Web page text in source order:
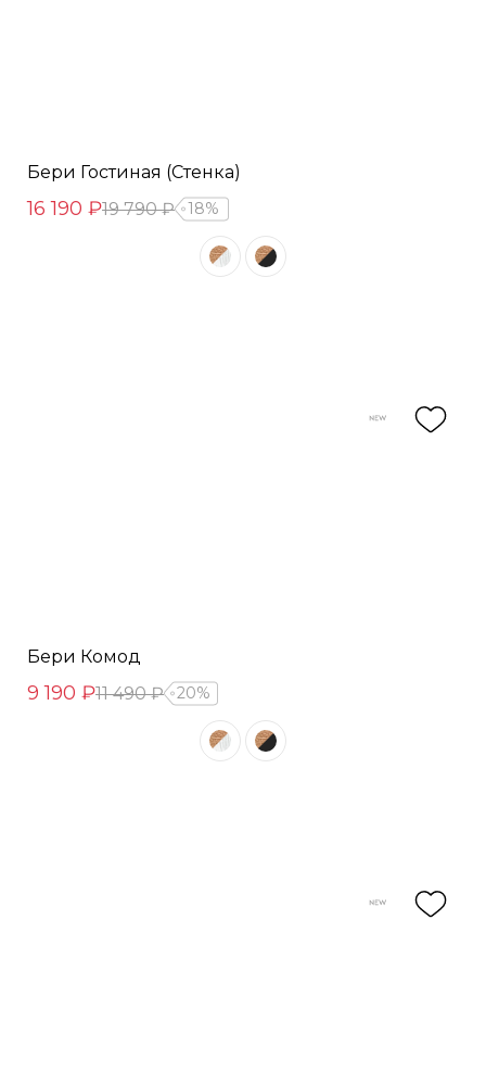
Бери Гостиная (Стенка)
16 190 ₽19 790 ₽ 18%
Бери Комод
9 190 ₽11 490 ₽ 20%